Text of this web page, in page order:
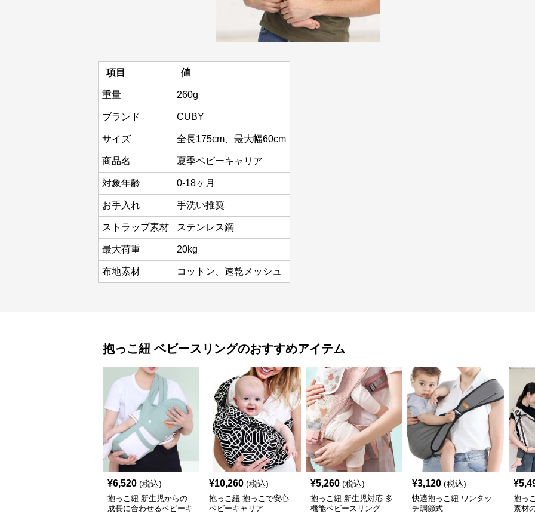
項目 値
重量 260g
ブランド CUBY
サイズ 全長175cm、最大幅60cm
商品名 夏季ベビーキャリア
対象年齢 0-18ヶ月
お手入れ 手洗い推奨
ストラップ素材 ステンレス鋼
最大荷重 20kg
布地素材 コットン、速乾メッシュ
抱っこ紐 ベビースリングのおすすめアイテム
¥6,520 (税込)
抱っこ紐 新生児からの
成長に合わせるベビーキ
¥10,260 (税込)
抱っこ紐 抱っこで安心
ベビーキャリア
¥5,260 (税込)
抱っこ紐 新生児対応 多
機能ベビースリング
¥3,120 (税込)
快適抱っこ紐 ワンタッ
チ調節式
¥
抱っ
素材